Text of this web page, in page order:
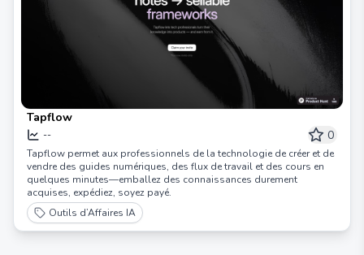
Tapflow
-- 0
Tapflow permet aux professionnels de la technologie de créer et de
vendre des guides numériques, des flux de travail et des cours en
quelques minutes—emballez des connaissances durement
acquises, expédiez, soyez payé.
Outils d’Affaires IA